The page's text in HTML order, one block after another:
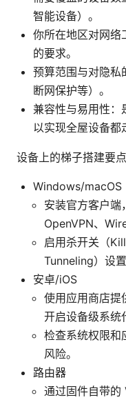
智能设备）。
你所在地区对网络
的要求。
预算范围与对隐私
断网保护等）。
兼容性与易用性：
以实现全屋设备都
设备上的梯子搭建要点
Windows/macOS
安装官方客户端
OpenVPN、
启用杀开关（
Tunneling）设
安卓/iOS
使用应用商店提
开启设备级系统
检查系统权限和
风险。
路由器
通过固件自带的